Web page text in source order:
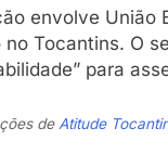
envolve União
no Tocantins. O
para
deAtitude